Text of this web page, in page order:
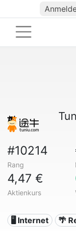
#10214
Rang
4,47 €
Aktienkurs
🖥️ Internet 🌴